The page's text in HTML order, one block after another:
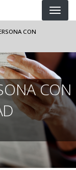
CON
CON